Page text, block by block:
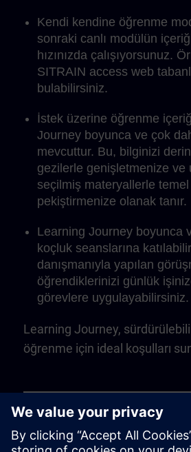
Kendi kendine öğrenme
sonraki canlı modülün
hızınızda çalışıyorsunuz.
SITRAIN access web
bulabilirsiniz.
İstek üzerine öğrenme
Journey boyunca ve çok
mevcuttur. Bu, bilginizi
gezilerle genişletmenize ve
seçilmiş materyallerle
pekiştirmenize olanak tanır.
Learning Journey boyunca
koçluk seanslarına
danışmanıyla yapılan
öğrendiklerinizi günlük
görevlere uygulayabilirsiniz.
Learning Journey,
öğrenme için ideal koşulları